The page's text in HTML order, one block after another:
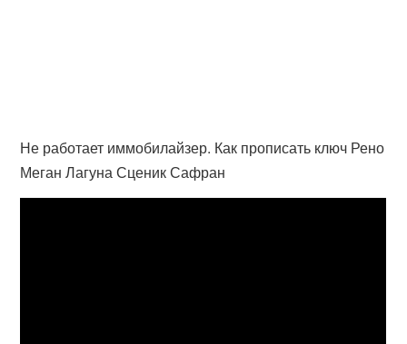
Не работает иммобилайзер. Как прописать ключ Рено
Меган Лагуна Сценик Сафран